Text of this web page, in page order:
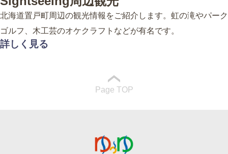
北海道置戸町周辺の観光情報をご紹介します。虹の滝やパーク
ゴルフ、木工芸のオケクラフトなどが有名です。
詳しく見る
Page TOP